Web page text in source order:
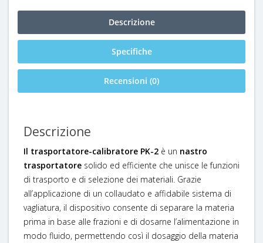
Descrizione
Specifiche
Recensioni (0)
Descrizione
Il trasportatore-calibratore PK-2 è un nastro
trasportatore solido ed efficiente che unisce le funzioni
di trasporto e di selezione dei materiali. Grazie
all’applicazione di un collaudato e affidabile sistema di
vagliatura, il dispositivo consente di separare la materia
prima in base alle frazioni e di dosarne l’alimentazione in
modo fluido, permettendo così il dosaggio della materia